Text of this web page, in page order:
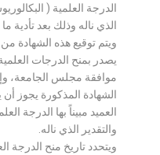
الدرجة العلمية (
الذي ناله وذلك بعد تأدية
ويتم توقيع هذه الشهادة
يصدر بمنح الدرجات
موافقة مجلس الجامعة،
الشهادة المذكورة يجوز
العميد مبيناً بها الدرجة
والتقدير الذي ناله.
ويتحدد تاريخ منح الدرجة